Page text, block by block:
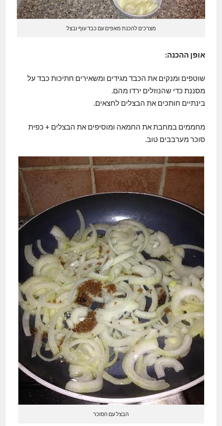
מצרכים להכנת מאפים עם כבד עוף ובצל
אופן ההכנה:
שוטפים ומנקים את הכבד מגידים ומשאירים חתיכות כבד על
מסננת כדי שהנוזלים ירדו מהם.
בינתיים חותכים את הבצלים לחצאים.
מחממים במחבת את החמאה ומוסיפים את הבצלים + כפית
סוכר מערבבים טוב.
הבצל עם הסוכר